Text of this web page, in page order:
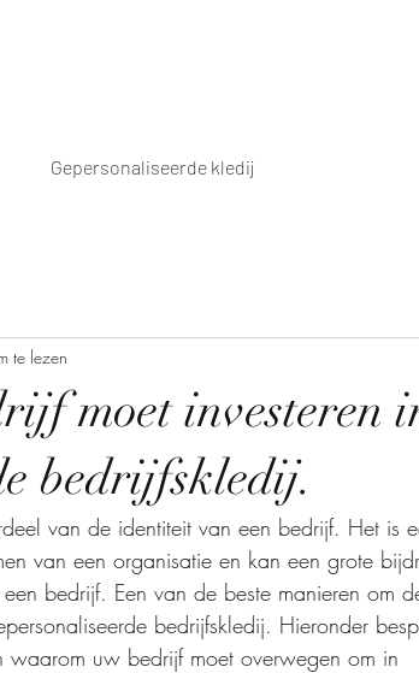
Gepersonaliseerde kledij
moet investeren
bedrijfskledij.
te lezen
van de identiteit van een bedrijf. Het is
van een organisatie en kan een grote
bedrijf. Een van de beste manieren om
bedrijfskledij. Hieronder
waarom uw bedrijf moet overwegen om in